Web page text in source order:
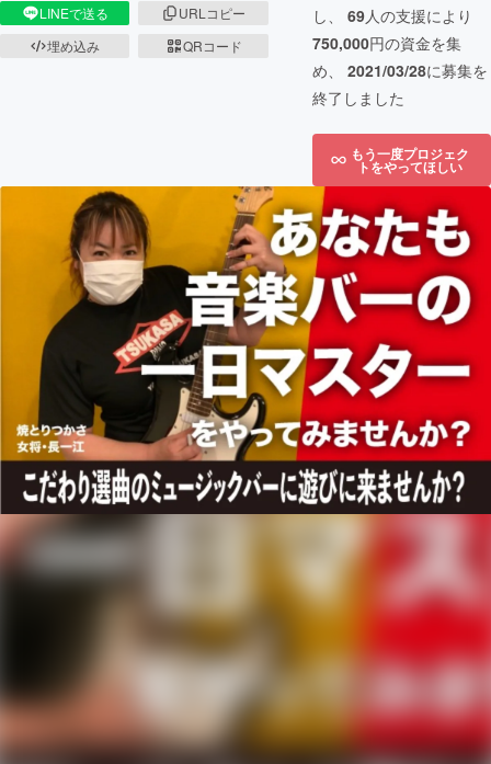
LINEで送る
URLコピー
埋め込み
QRコード
し、 69人の支援により
750,000円の資金を集
め、 2021/03/28に募集を
終了しました
もう一度プロジェク
トをやってほしい